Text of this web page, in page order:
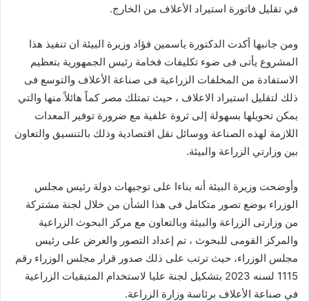
في تقليل فاتورة استيراد الأعلاف من الخارج.
ومن جانبها أكدت الدكتورة ياسمين فؤاد وزيرة البيئة ان تنفيذ هذا
المشروع يأتى فى ضوء تكليفات فخامة رئيس الجمهورية بتعظيم
الاستفادة من المخلفات الزراعية فى صناعة الأعلاف والتوسع فى
ذلك لتقليل استيراد الاعلاف ، حيث تمتلك مصر كماً هائلاً منها والتي
يمكن تحويلها بسهولة إلى ثروة علفية مع ضرورة توفير المعدات
اللازمة لهذه الصناعة ووسائل نقل اقتصادية وذلك بالتنسيق والتعاون
بين وزارتي الزراعة والبيئة.
وأوضحت وزيرة البيئة أنه بناءا على توجيهات دولة رئيس مجلس
الوزراء بوضع تصور متكامل فى هذا الشأن من خلال لجنة مشتركة
من وزارتى الزراعة والبيئة وبالتعاون مع مركز البحوث الزراعية
والمركز القومى للبحوث ، تم إعداد التصور والعرض على رئيس
مجلس الوزراء، حيث ترتب على ذلك صدور قرار مجلس الوزراء رقم
1115 لسنه 2023 بتشكيل لجنة عليا لاستخدام المتبقيات الزراعية
في صناعة الأعلاف برئاسة وزارة الزراعة.